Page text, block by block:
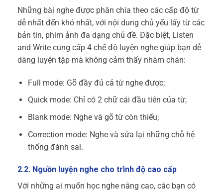
Những bài nghe được phân chia theo các cấp độ từ
dễ nhất đến khó nhất, với nội dung chủ yếu lấy từ các
bản tin, phim ảnh đa dạng chủ đề. Đặc biệt, Listen
and Write cung cấp 4 chế độ luyện nghe giúp bạn dễ
dàng luyện tập mà không cảm thấy nhàm chán:
Full mode: Gõ đầy đủ cả từ nghe được;
Quick mode: Chỉ có 2 chữ cái đầu tiên của từ;
Blank mode: Nghe và gõ từ còn thiếu;
Correction mode: Nghe và sửa lại những chỗ hệ
thống đánh sai.
2.2. Nguồn luyện nghe cho trình độ cao cấp
Với những ai muốn học nghe nâng cao, các bạn có